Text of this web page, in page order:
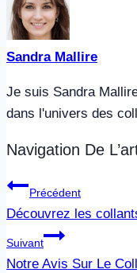
Sandra Mallire
Je suis Sandra
dans l'univers des
Navigation De
Précédent
Découvrez les
Suivant
Notre Avis Sur Le